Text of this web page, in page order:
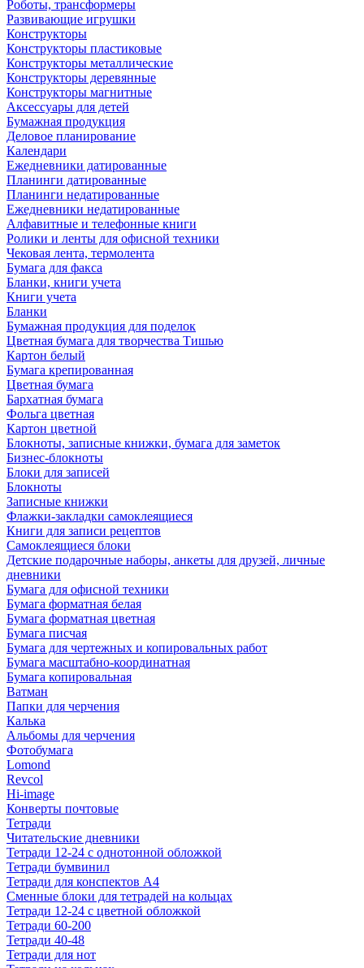
Роботы, трансформеры
Развивающие игрушки
Конструкторы
Конструкторы пластиковые
Конструкторы металлические
Конструкторы деревянные
Конструкторы магнитные
Аксессуары для детей
Бумажная продукция
Деловое планирование
Календари
Ежедневники датированные
Планинги датированные
Планинги недатированные
Ежедневники недатированные
Алфавитные и телефонные книги
Ролики и ленты для офисной техники
Чековая лента, термолента
Бумага для факса
Бланки, книги учета
Книги учета
Бланки
Бумажная продукция для поделок
Цветная бумага для творчества Тишью
Картон белый
Бумага крепированная
Цветная бумага
Бархатная бумага
Фольга цветная
Картон цветной
Блокноты, записные книжки, бумага для заметок
Бизнес-блокноты
Блоки для записей
Блокноты
Записные книжки
Флажки-закладки самоклеящиеся
Книги для записи рецептов
Самоклеящиеся блоки
Детские подарочные наборы, анкеты для друзей, личные
дневники
Бумага для офисной техники
Бумага форматная белая
Бумага форматная цветная
Бумага писчая
Бумага для чертежных и копировальных работ
Бумага масштабно-координатная
Бумага копировальная
Ватман
Папки для черчения
Калька
Альбомы для черчения
Фотобумага
Lomond
Revcol
Hi-image
Конверты почтовые
Тетради
Читательские дневники
Тетради 12-24 с однотонной обложкой
Тетради бумвинил
Тетради для конспектов А4
Сменные блоки для тетрадей на кольцах
Тетради 12-24 с цветной обложкой
Тетради 60-200
Тетради 40-48
Тетради для нот